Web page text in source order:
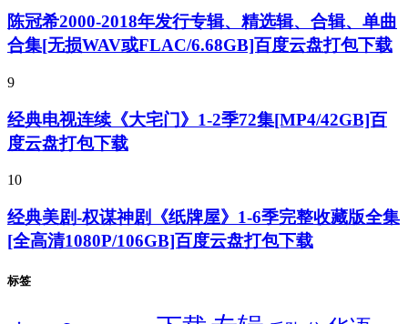
陈冠希2000-2018年发行专辑、精选辑、合辑、单曲
合集[无损WAV或FLAC/6.68GB]百度云盘打包下载
9
经典电视连续《大宅门》1-2季72集[MP4/42GB]百
度云盘打包下载
10
经典美剧-权谋神剧《纸牌屋》1-6季完整收藏版全集
[全高清1080P/106GB]百度云盘打包下载
标签